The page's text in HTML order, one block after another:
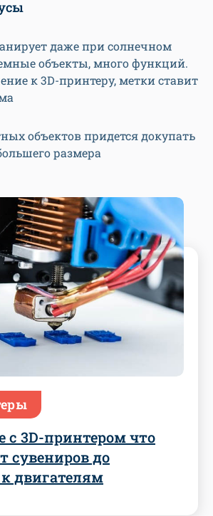
даже при солнечном
объекты, много функций.
к 3D-принтеру, метки ставит
объектов придется докупать
размера
с 3D-принтером что
сувениров до
двигателям